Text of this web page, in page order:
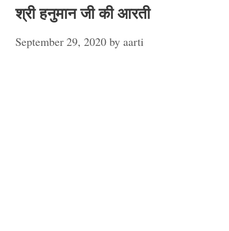
श्री हनुमान जी की आरती
September 29, 2020 by aarti